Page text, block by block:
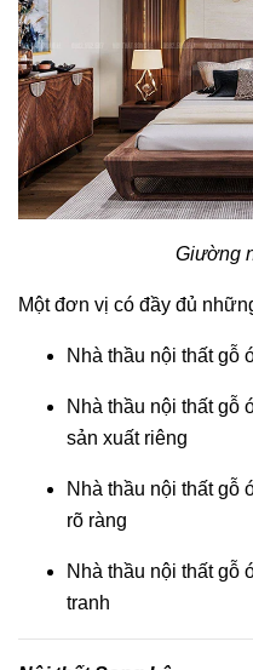
Giường
Một đơn vị có đầy đủ
Nhà thầu nội thất gỗ
Nhà thầu nội thất gỗ
sản xuất riêng
Nhà thầu nội thất gỗ
rõ ràng
Nhà thầu nội thất gỗ
tranh